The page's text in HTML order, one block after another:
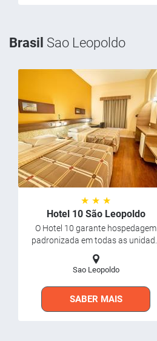
Brasil Sao Leopoldo
★ ★ ★
Hotel 10 São Leopoldo
O Hotel 10 garante hospedagem
padronizada em todas as unidad...
Sao Leopoldo
SABER MAIS